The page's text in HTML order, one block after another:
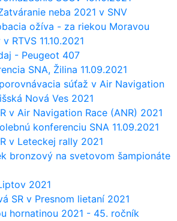
neba 2021 v SNV
ožíva - za riekou Moravou
RTVS 11.10.2021
- Peugeot 407
SNA, Žilina 11.09.2021
súťaž v Air Navigation
Nová Ves 2021
v Air Navigation Race (ANR) 2021
konferenciu SNA 11.09.2021
v Leteckej rally 2021
bronzový na svetovom šampionáte
2021
SR v Presnom lietaní 2021
hornatinou 2021 - 45. ročník